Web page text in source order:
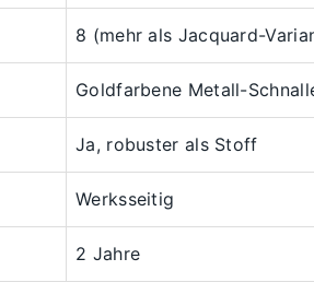
8 (mehr als Jacquard-
Goldfarbene Metall-
Ja, robuster als Stoff
Werksseitig
2 Jahre